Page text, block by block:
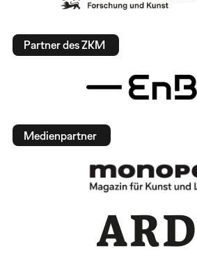
Partner des ZKM
Medienpartner